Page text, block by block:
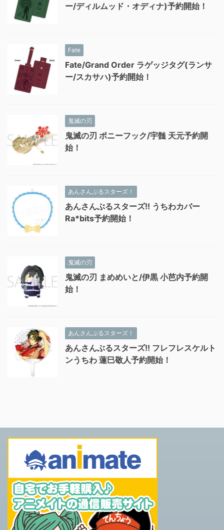
ー/ディルムッド・オディナ)予約開始！
Fate
Fate/Grand Order ラゲッジタグ(ランサ
ー/スカサハ)予約開始！
鬼滅の刃
鬼滅の刃 ポニーフック/宇髄 天元予約開
始！
あんさんぶるスターズ！
あんさんぶるスターズ!! うちわカバー
Ra*bits予約開始！
鬼滅の刃
鬼滅の刃 まめめいと/伊黒 小芭内予約開
始！
あんさんぶるスターズ！
あんさんぶるスターズ!! フレフレスケルト
ンうちわ 蓮巳敬人予約開始！